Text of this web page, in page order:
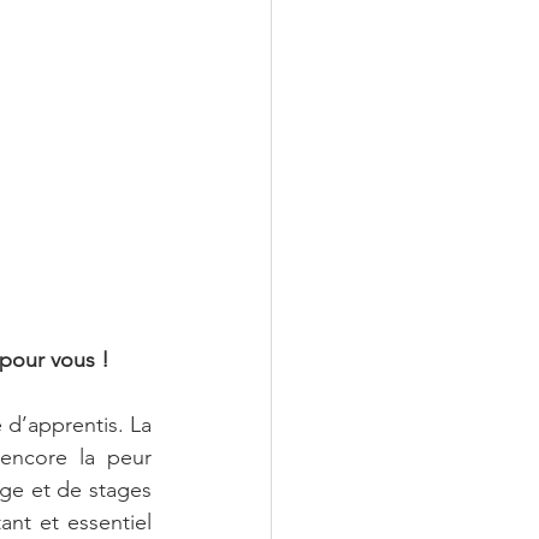
vous !
La
la peur
et de stages
et essentiel